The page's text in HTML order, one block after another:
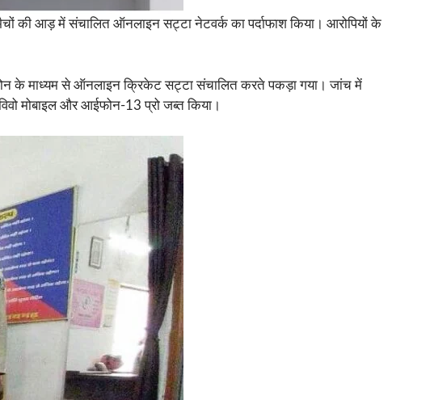
की आड़ में संचालित ऑनलाइन सट्टा नेटवर्क का पर्दाफाश किया। आरोपियों के
फोन के माध्यम से ऑनलाइन क्रिकेट सट्टा संचालित करते पकड़ा गया। जांच में
मोबाइल और आईफोन-13 प्रो जब्त किया।